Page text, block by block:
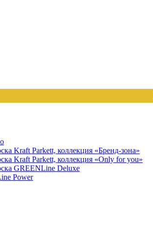
Kraft Parkett, коллекция «Бренд-зона»
Kraft Parkett, коллекция «Only for you»
GREENLine Deluxe
Power